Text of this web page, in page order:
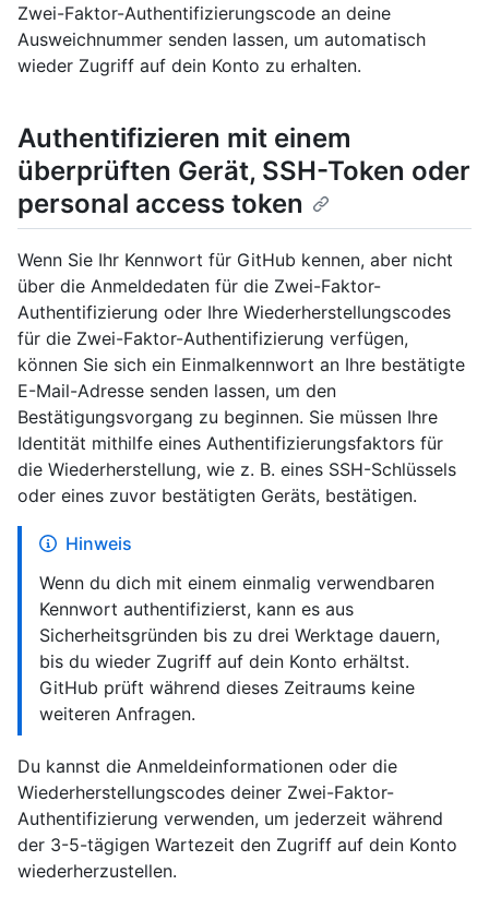
Zwei-Faktor-Authentifizierungscode an deine
Ausweichnummer senden lassen, um automatisch
wieder Zugriff auf dein Konto zu erhalten.
Authentifizieren mit einem
überprüften Gerät, SSH-Token oder
personal access token
Wenn Sie Ihr Kennwort für GitHub kennen, aber nicht
über die Anmeldedaten für die Zwei-Faktor-
Authentifizierung oder Ihre Wiederherstellungscodes
für die Zwei-Faktor-Authentifizierung verfügen,
können Sie sich ein Einmalkennwort an Ihre bestätigte
E-Mail-Adresse senden lassen, um den
Bestätigungsvorgang zu beginnen. Sie müssen Ihre
Identität mithilfe eines Authentifizierungsfaktors für
die Wiederherstellung, wie z. B. eines SSH-Schlüssels
oder eines zuvor bestätigten Geräts, bestätigen.
Hinweis
Wenn du dich mit einem einmalig verwendbaren
Kennwort authentifizierst, kann es aus
Sicherheitsgründen bis zu drei Werktage dauern,
bis du wieder Zugriff auf dein Konto erhältst.
GitHub prüft während dieses Zeitraums keine
weiteren Anfragen.
Du kannst die Anmeldeinformationen oder die
Wiederherstellungscodes deiner Zwei-Faktor-
Authentifizierung verwenden, um jederzeit während
der 3-5-tägigen Wartezeit den Zugriff auf dein Konto
wiederherzustellen.